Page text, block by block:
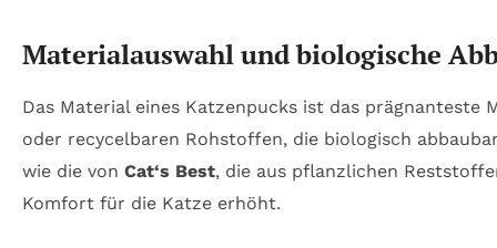
Materialauswahl und biologische
Das Material eines Katzenpucks ist das prägnanteste
oder recycelbaren Rohstoffen, die biologisch
wie die von Cat‘s Best, die aus pflanzlichen
Komfort für die Katze erhöht.